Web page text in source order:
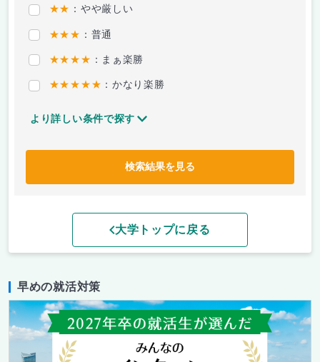
★★ ：やや厳しい
★★★ ：普通
★★★★ ：まぁ楽勝
★★★★★ ：かなり楽勝
より詳しい条件で探す
検索結果を見る
大学トップに戻る
早めの就活対策